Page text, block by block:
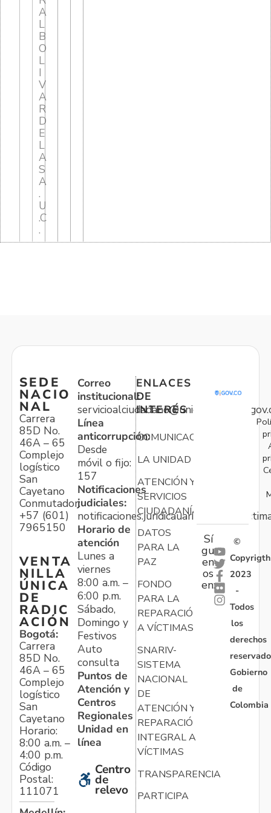
A
L
B
O
L
I
V
A
R
D
E
L
A
S
A
.
U
.C
.
SEDE
NACIO
NAL
Carrera
85D No.
46A – 65
Complejo
logístico
San
Cayetano
Conmutador:
+57 (601)
7965150
VENTA
NILLA
ÚNICA
DE
RADIC
ACIÓN
Bogotá:
Carrera
85D No.
46A – 65
Complejo
logístico
San
Cayetano
Horario:
8:00 a.m. –
4:00 p.m.
Código
Postal:
111071
Correo
institucional:
Línea
anticorrupción:
Desde
móvil o fijo:
157
Notificaciones
judiciales:
Horario de
atención
Lunes a
viernes
8:00 a.m. –
6:00 p.m.
Sábado,
Domingo y
Festivos
Auto
consulta
Puntos de
Atención y
Centros
Regionales
Unidad en
línea
Centro
de
relevo
ENLACES
DE
INTERÉS
COMUNICACIONES
LA UNIDAD
ATENCIÓN Y
SERVICIOS
CIUDADANÍA
DATOS
PARA LA
PAZ
FONDO
PARA LA
REPARACIÓN
A VÍCTIMAS
SNARIV-
SISTEMA
NACIONAL
DE
ATENCIÓN Y
REPARACIÓN
INTEGRAL A
VÍCTIMAS
TRANSPARENCIA
PARTICIPA
Sí
gu
en
os
en:
©
Copyrigth
2023
-
Todos
los
derechos
Gobierno
de
Colombia